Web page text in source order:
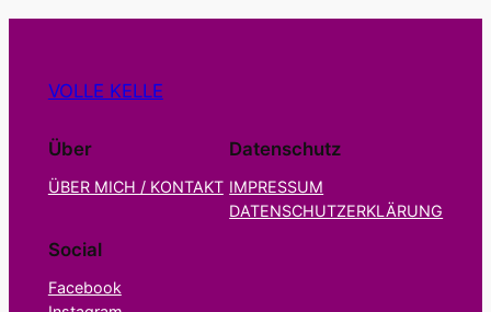
VOLLE KELLE
Über
ÜBER MICH / KONTAKT
Datenschutz
IMPRESSUM
DATENSCHUTZERKLÄRUNG
Social
Facebook